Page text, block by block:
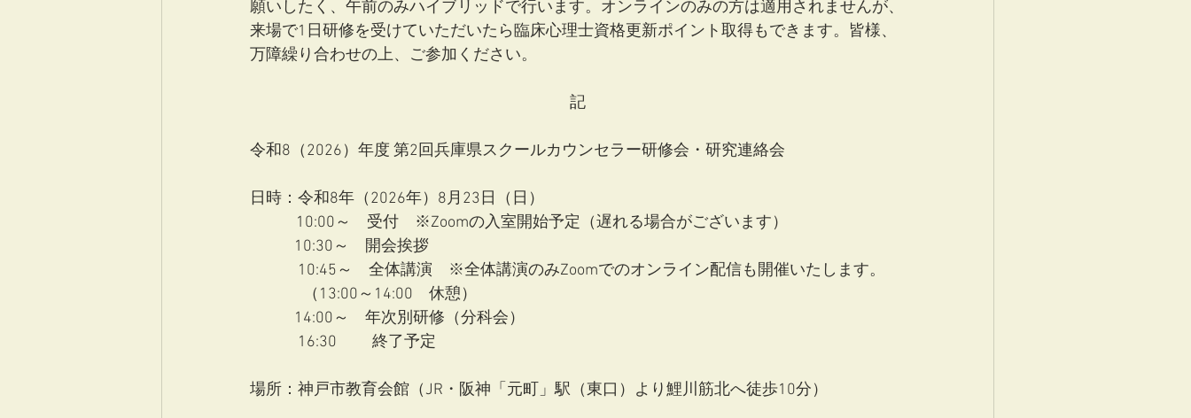
願いしたく、午前のみハイブリッドで行います。オンラインのみの方は適用されませんが、
来場で1日研修を受けていただいたら臨床心理士資格更新ポイント取得もできます。皆様、
万障繰り合わせの上、ご参加ください。
記
令和8（2026）年度 第2回兵庫県スクールカウンセラー研修会・研究連絡会
日時：令和8年（2026年）8月23日（日）
10:00～　受付　※Zoomの入室開始予定（遅れる場合がございます）
    　    10:30～　開会挨拶
10:45～　全体講演　※全体講演のみZoomでのオンライン配信も開催いたします。
    　  　（13:00～14:00　休憩）
  　      14:00～　年次別研修（分科会）
場所：神戸市教育会館（JR・阪神「元町」駅（東口）より鯉川筋北へ徒歩10分）